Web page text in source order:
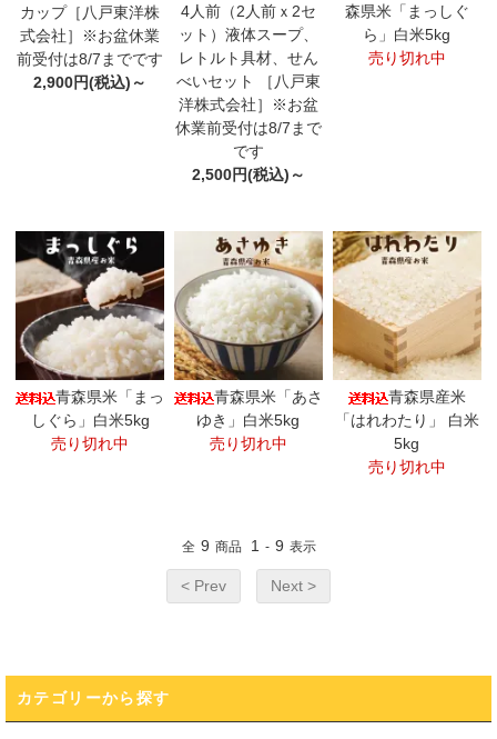
カップ［八戸東洋株
式会社］※お盆休業
前受付は8/7までです
2,900円(税込)～
4人前（2人前ｘ2セ
ット）液体スープ、
レトルト具材、せん
べいセット ［八戸東
洋株式会社］※お盆
休業前受付は8/7まで
です
2,500円(税込)～
森県米「まっしぐ
ら」白米5kg
売り切れ中
青森県米「まっ
しぐら」白米5kg
売り切れ中
青森県米「あさ
ゆき」白米5kg
売り切れ中
青森県産米
「はれわたり」 白米
5kg
売り切れ中
全 9 商品 1 - 9 表示
< Prev Next >
カテゴリーから探す